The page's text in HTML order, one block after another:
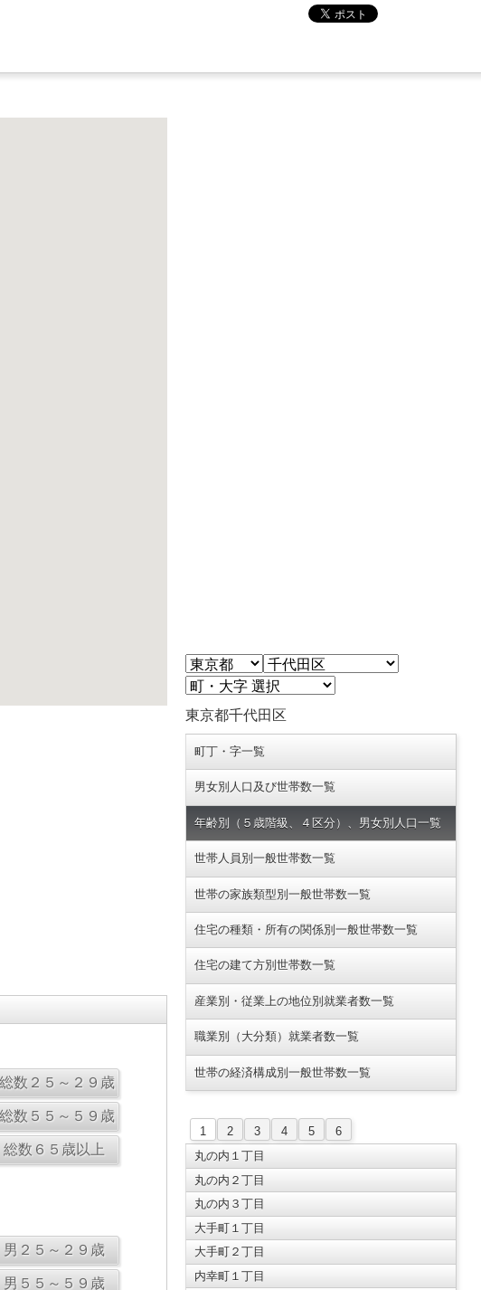
東京都千代田区
町丁・字一覧
男女別人口及び世帯数一覧
年齢別（５歳階級、４区分）、男女別人口一覧
世帯人員別一般世帯数一覧
世帯の家族類型別一般世帯数一覧
住宅の種類・所有の関係別一般世帯数一覧
住宅の建て方別世帯数一覧
産業別・従業上の地位別就業者数一覧
職業別（大分類）就業者数一覧
世帯の経済構成別一般世帯数一覧
1 2 3 4 5
6
丸の内１丁目
丸の内２丁目
丸の内３丁目
大手町１丁目
大手町２丁目
内幸町１丁目